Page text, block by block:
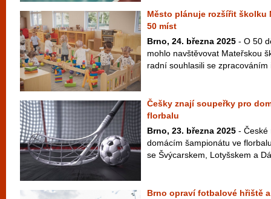
Město plánuje rozšířit školku
50 míst
Brno, 24. března 2025 - O 50
mohlo navštěvovat Mateřskou
radní souhlasili se
Češky znají soupeřky pro
florbalu
Brno, 23. března 2025 - České
domácím šampionátu ve
se Švýcarskem, Lotyšskem a
Brno opraví fotbalové hřiště